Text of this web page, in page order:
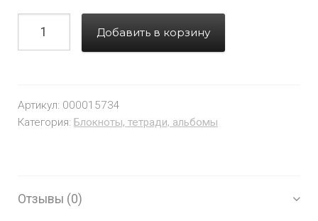
Добавить в корзину
Артикул: 000015734
Категория: Блокноты, тетради, альбомы
Отзывы (0)